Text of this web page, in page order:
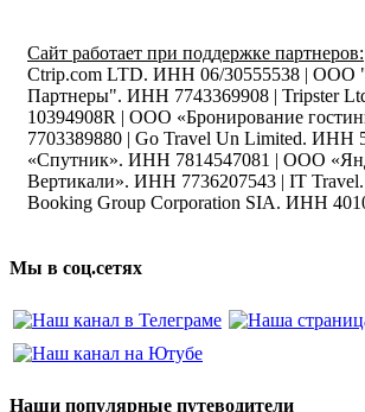
Сайт работает при поддержке партнеров:
Ctrip.com LTD. ИНН 06/30555538 | ООО
Партнеры". ИНН 7743369908 | Tripster
10394908R | ООО «Бронирование
7703389880 | Go Travel Un Limited. ИНН
«Спутник». ИНН 7814547081 | ООО
Вертикали». ИНН 7736207543 | IT
Booking Group Corporation SIA. ИНН
Мы в соц.сетях
Наши популярные путеводители